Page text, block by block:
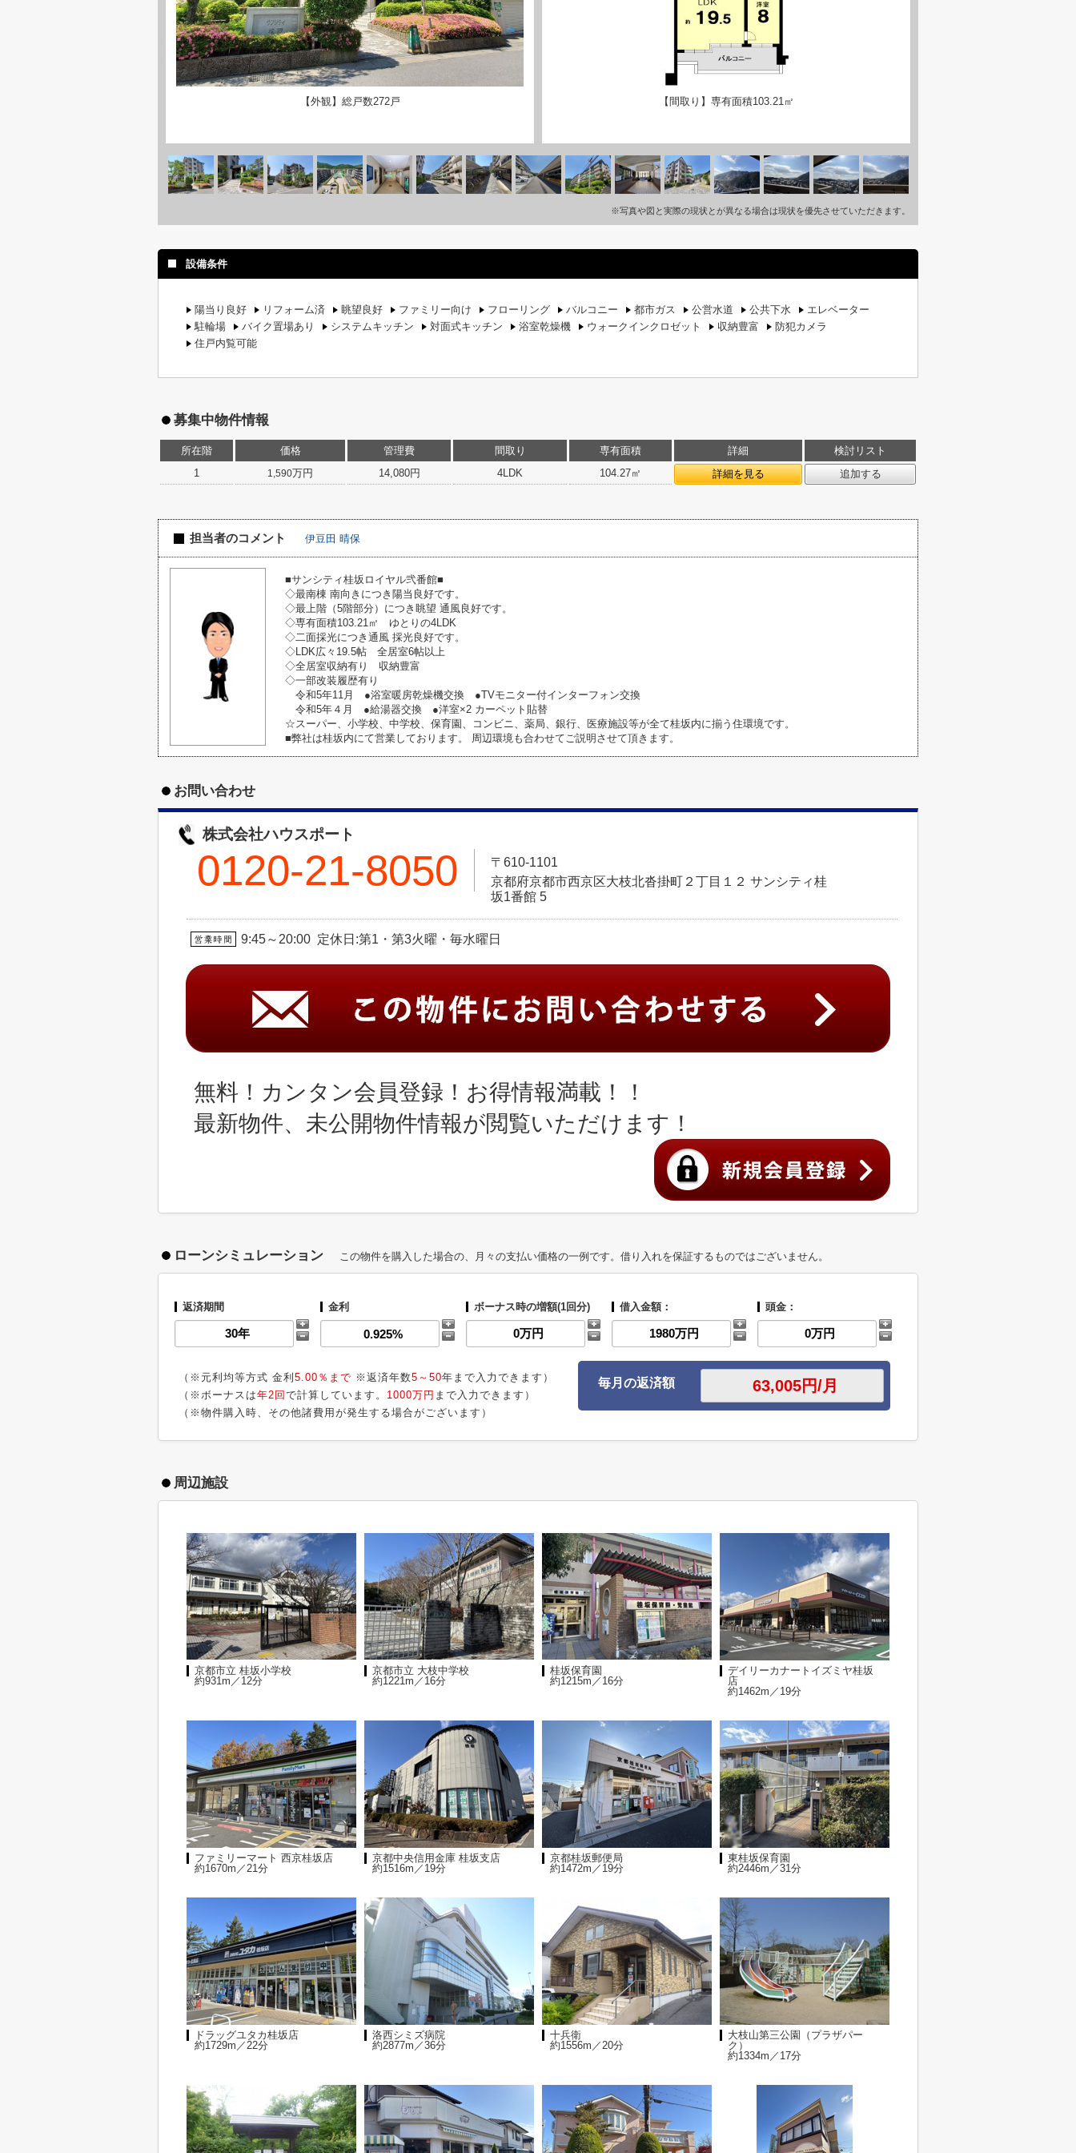
【外観】総戸数272戸 【間取り】専有面積103.21㎡
※写真や図と実際の現状とが異なる場合は現状を優先させていただきます。
設備条件
陽当り良好 リフォーム済 眺望良好 ファミリー向け フローリング バルコニー 都市ガス 公営水道 公共下水
エレベーター
駐輪場
バイク置場あり システムキッチン 対面式キッチン 浴室乾燥機 ウォークインクロゼット 収納豊富
防犯カメラ
住戸内覧可能
募集中物件情報
所在階 価格 管理費 間取り 専有面積 詳細
検討リスト
1
1,590万円 14,080円 4LDK 104.27㎡ 詳細を見る 追加する
担当者のコメント 伊豆田 晴保
■サンシティ桂坂ロイヤル弐番館■
◇最南棟 南向きにつき陽当良好です。
◇最上階（5階部分）につき眺望 通風良好です。
◇専有面積103.21㎡ ゆとりの4LDK
◇二面採光につき通風 採光良好です。
◇LDK広々19.5帖 全居室6帖以上
◇全居室収納有り 収納豊富
◇一部改装履歴有り
令和5年11月 ●浴室暖房乾燥機交換 ●TVモニター付インターフォン交換
令和5年４月 ●給湯器交換 ●洋室×2 カーペット貼替
☆スーパー、小学校、中学校、保育園、コンビニ、薬局、銀行、医療施設等が全て桂坂内に揃う住環境です。
■弊社は桂坂内にて営業しております。 周辺環境も合わせてご説明させて頂きます。
お問い合わせ
株式会社ハウスポート
0120-21-8050
〒610-1101
京都府京都市西京区大枝北沓掛町２丁目１２ サンシティ桂
坂1番館 5
9:45～20:00 定休日:第1・第3火曜・毎水曜日
無料！カンタン会員登録！お得情報満載！！
最新物件、未公開物件情報が閲覧いただけます！
ローンシミュレーション この物件を購入した場合の、月々の支払い価格の一例です。借り入れを保証するものではございません。
返済期間 金利 ボーナス時の増額(1回分) 借入金額： 頭金：
（※元利均等方式 金利 5.00％まで ※返済年数5～50年まで入力できます）
（※ボーナスは年2回 で計算しています。 1000万円 まで入力できます）
（※物件購入時、その他諸費用が発生する場合がございます）
毎月の返済額
周辺施設
京都市立 桂坂小学校
約931m／12分
京都市立 大枝中学校
約1221m／16分
桂坂保育園
約1215m／16分
デイリーカナートイズミヤ桂坂
店
約1462m／19分
ファミリーマート 西京桂坂店
約1670m／21分
京都中央信用金庫 桂坂支店
約1516m／19分
京都桂坂郵便局
約1472m／19分
東桂坂保育園
約2446m／31分
ドラッグユタカ桂坂店
約1729m／22分
洛西シミズ病院
約2877m／36分
十兵衛
約1556m／20分
大枝山第三公園（プラザパー
ク）
約1334m／17分